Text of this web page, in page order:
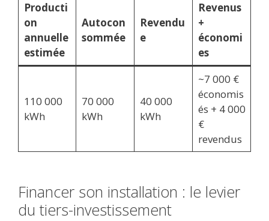
Producti
on
annuelle
estimée
Autocon
sommée
Revendu
e
Revenus
+
économi
es
110 000
kWh
70 000
kWh
40 000
kWh
~7 000 €
économis
és + 4 000
€
revendus
Financer son installation : le levier
du tiers-investissement